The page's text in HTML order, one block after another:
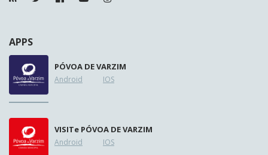
APPS
PÓVOA DE VARZIM
Android IOS
VISITe PÓVOA DE VARZIM
Android IOS